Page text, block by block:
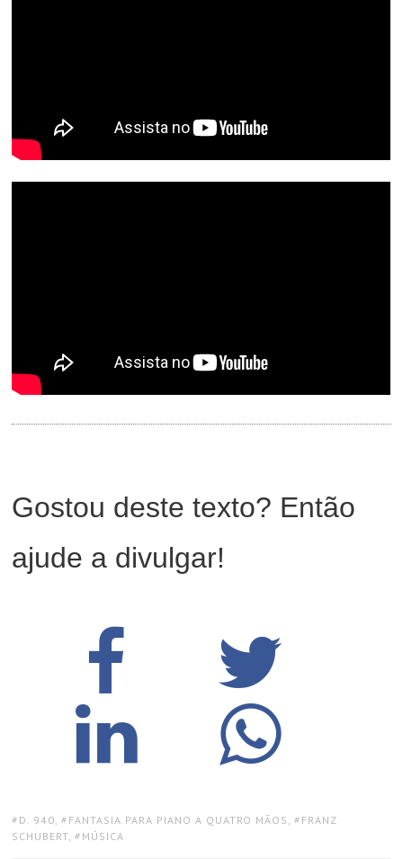
Gostou deste texto? Então
ajude a divulgar!
TAGS:
D. 940, FANTASIA PARA PIANO A QUATRO MÃOS , FRANZ
SCHUBERT, MÚSICA